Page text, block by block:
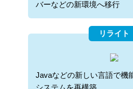
バーなどの新環境へ移行
リライト
Javaなどの新しい言語で機